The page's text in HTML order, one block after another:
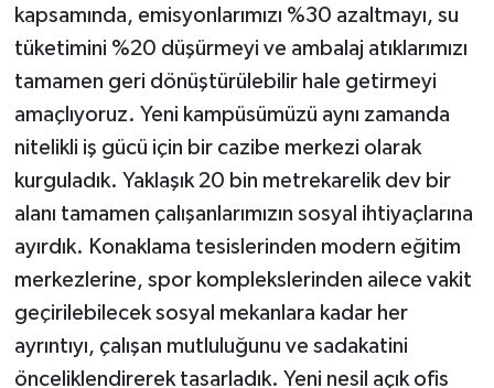
kapsamında, emisyonlarımızı %30 azaltmayı, su
tüketimini %20 düşürmeyi ve ambalaj atıklarımızı
tamamen geri dönüştürülebilir hale getirmeyi
amaçlıyoruz. Yeni kampüsümüzü aynı zamanda
nitelikli iş gücü için bir cazibe merkezi olarak
kurguladık. Yaklaşık 20 bin metrekarelik dev bir
alanı tamamen çalışanlarımızın sosyal ihtiyaçlarına
ayırdık. Konaklama tesislerinden modern eğitim
merkezlerine, spor komplekslerinden ailece vakit
geçirilebilecek sosyal mekanlara kadar her
ayrıntıyı, çalışan mutluluğunu ve sadakatini
önceliklendirerek tasarladık. Yeni nesil açık ofis